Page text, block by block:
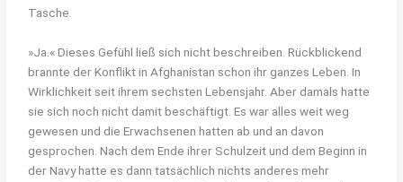
Tasche.
»Ja.« Dieses Gefühl ließ sich nicht beschreiben. Rückblickend
brannte der Konflikt in Afghanistan schon ihr ganzes Leben. In
Wirklichkeit seit ihrem sechsten Lebensjahr. Aber damals hatte
sie sich noch nicht damit beschäftigt. Es war alles weit weg
gewesen und die Erwachsenen hatten ab und an davon
gesprochen. Nach dem Ende ihrer Schulzeit und dem Beginn in
der Navy hatte es dann tatsächlich nichts anderes mehr